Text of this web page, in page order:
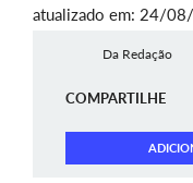
atualizado em: 24/
Da Redação
COMPARTILHE